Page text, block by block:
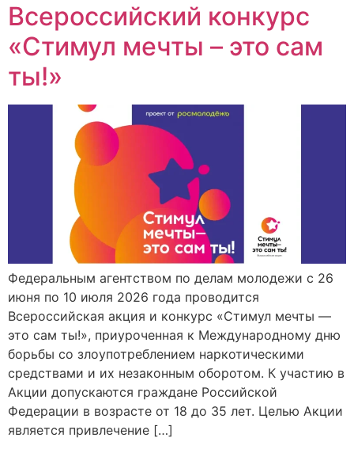
Всероссийский конкурс
«Стимул мечты – это сам
ты!»
Федеральным агентством по делам молодежи с 26
июня по 10 июля 2026 года проводится
Всероссийская акция и конкурс «Стимул мечты —
это сам ты!», приуроченная к Международному дню
борьбы со злоупотреблением наркотическими
средствами и их незаконным оборотом. К участию в
Акции допускаются граждане Российской
Федерации в возрасте от 18 до 35 лет. Целью Акции
является привлечение […]